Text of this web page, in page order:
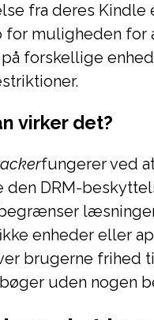
fra deres Kindle
for muligheden for
forskellige
virker det?
fungerer ved
den DRM-
enheder eller
brugerne frihed
uden nogen